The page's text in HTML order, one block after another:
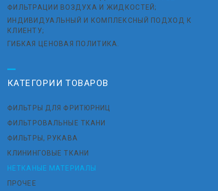
ФИЛЬТРАЦИИ ВОЗДУХА И ЖИДКОСТЕЙ;
ИНДИВИДУАЛЬНЫЙ И КОМПЛЕКСНЫЙ ПОДХОД К
КЛИЕНТУ;
ГИБКАЯ ЦЕНОВАЯ ПОЛИТИКА.
КАТЕГОРИИ ТОВАРОВ
ФИЛЬТРЫ ДЛЯ ФРИТЮРНИЦ
ФИЛЬТРОВАЛЬНЫЕ ТКАНИ
ФИЛЬТРЫ, РУКАВА
КЛИНИНГОВЫЕ ТКАНИ
НЕТКАНЫЕ МАТЕРИАЛЫ
ПРОЧЕЕ